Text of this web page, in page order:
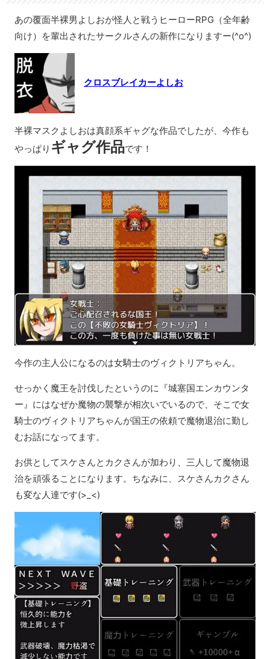
あの覆面半裸男よしおが怪人と戦うヒーローRPG（全年齢
向け）を輩出されたサークルさんの新作になりますー(^o^)
クロスブレイカーよしお
半裸マスクよしおは真顔系ギャグな作品でしたが、今作も
やっぱり ギャグ作品です！
今作の主人公になるのは女騎士のヴィクトリアちゃん。
せっかく魔王を討伐したというのに『城塞国エンカウンタ
ー』にはなぜか魔物の襲撃が相次いでいるので、そこで女
騎士のヴィクトリアちゃんが国王の依頼で魔物退治に勤し
むお話になってます。
お供としてスケさんとカクさんが加わり、三人して魔物退
治を頑張ることになります。ちなみに、スケさんカクさん
も変な人達です(>_<)